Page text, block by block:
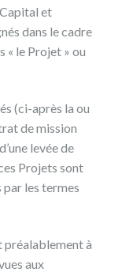
et
dans le cadre
« le Projet » ou
(ci-après la ou
de mission
levée de
Projets sont
par les termes
préalablement à
aux